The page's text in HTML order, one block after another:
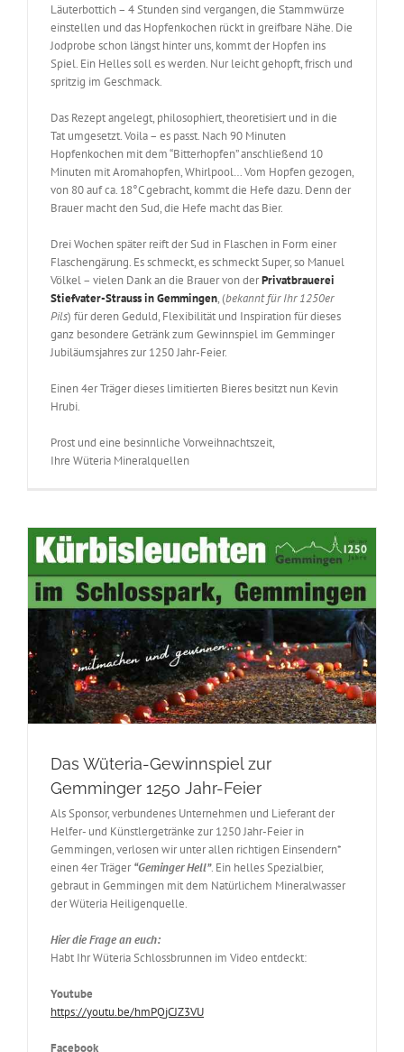
Läuterbottich – 4 Stunden sind vergangen, die Stammwürze
einstellen und das Hopfenkochen rückt in greifbare Nähe. Die
Jodprobe schon längst hinter uns, kommt der Hopfen ins
Spiel. Ein Helles soll es werden. Nur leicht gehopft, frisch und
spritzig im Geschmack.
Das Rezept angelegt, philosophiert, theoretisiert und in die
Tat umgesetzt. Voila – es passt. Nach 90 Minuten
Hopfenkochen mit dem “Bitterhopfen” anschließend 10
Minuten mit Aromahopfen, Whirlpool… Vom Hopfen gezogen,
von 80 auf ca. 18°C gebracht, kommt die Hefe dazu. Denn der
Brauer macht den Sud, die Hefe macht das Bier.
Drei Wochen später reift der Sud in Flaschen in Form einer
Flaschengärung. Es schmeckt, es schmeckt Super, so Manuel
Völkel – vielen Dank an die Brauer von derPrivatbrauerei
Stiefvater-Strauss in Gemmingen, (bekannt für Ihr 1250er
Pils) für deren Geduld, Flexibilität und Inspiration für dieses
ganz besondere Getränk zum Gewinnspiel im Gemminger
Jubiläumsjahres zur 1250 Jahr-Feier.
Einen 4er Träger dieses limitierten Bieres besitzt nun Kevin
Hrubi.
Prost und eine besinnliche Vorweihnachtszeit,
Ihre Wüteria Mineralquellen
Das Wüteria-Gewinnspiel zur
Gemminger 1250 Jahr-Feier
Als Sponsor, verbundenes Unternehmen und Lieferant der
Helfer- und Künstlergetränke zur 1250 Jahr-Feier in
Gemmingen, verlosen wir unter allen richtigen Einsendern*
einen 4er Träger“Geminger Hell”. Ein helles Spezialbier,
gebraut in Gemmingen mit dem Natürlichem Mineralwasser
der Wüteria Heiligenquelle.
Hier die Frage an euch:
Habt Ihr Wüteria Schlossbrunnen im Video entdeckt:
Youtube
https://youtu.be/hmPQjCJZ3VU
Facebook